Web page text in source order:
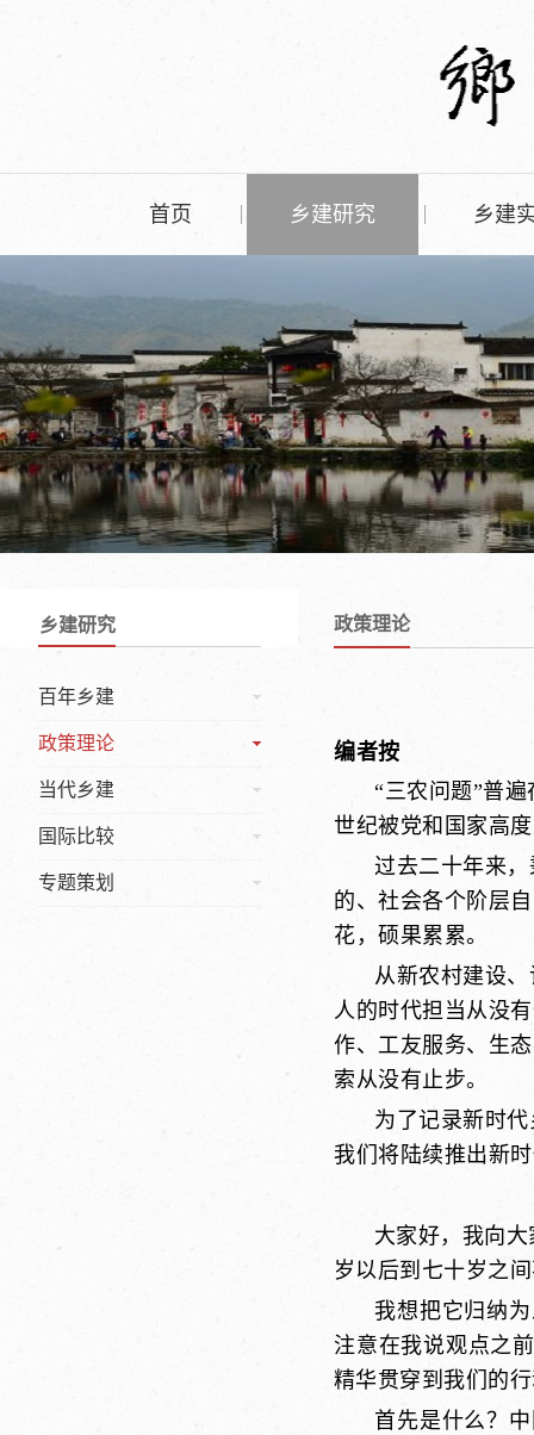
首页 乡建研究 乡建
乡建研究
百年乡建
政策理论
当代乡建
国际比较
专题策划
政策理论
编者按
“三农问题”普
世纪被党和国家高
过去二十年来
的、社会各个阶层
花，硕果累累。
从新农村建设
人的时代担当从没
作、工友服务、生
索从没有止步。
为了记录新时
我们将陆续推出新
大家好，我向
岁以后到七十岁之
我想把它归纳
注意在我说观点之
精华贯穿到我们的
首先是什么？